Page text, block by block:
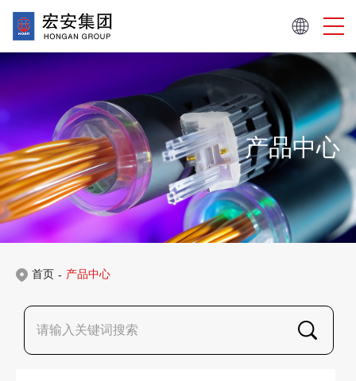
产品中心
首页 - 产品中心